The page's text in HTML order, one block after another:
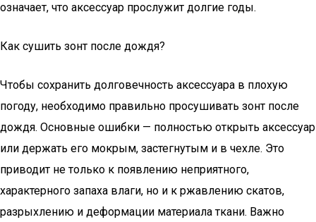
означает, что аксессуар прослужит долгие годы.
Как сушить зонт после дождя?
Чтобы сохранить долговечность аксессуара в плохую
погоду, необходимо правильно просушивать зонт после
дождя. Основные ошибки — полностью открыть аксессуар
или держать его мокрым, застегнутым и в чехле. Это
приводит не только к появлению неприятного,
характерного запаха влаги, но и к ржавлению скатов,
разрыхлению и деформации материала ткани. Важно